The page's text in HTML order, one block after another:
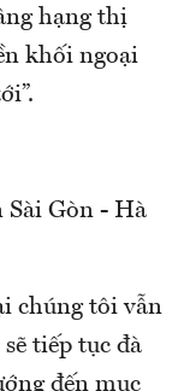
hạng thị
khối ngoại
Sài Gòn - Hà
chúng tôi vẫn
tiếp tục đà
đến mục